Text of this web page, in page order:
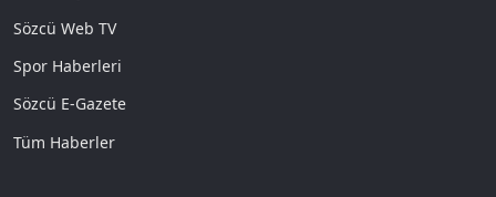
Sözcü Web TV
Spor Haberleri
Sözcü E-Gazete
Tüm Haberler